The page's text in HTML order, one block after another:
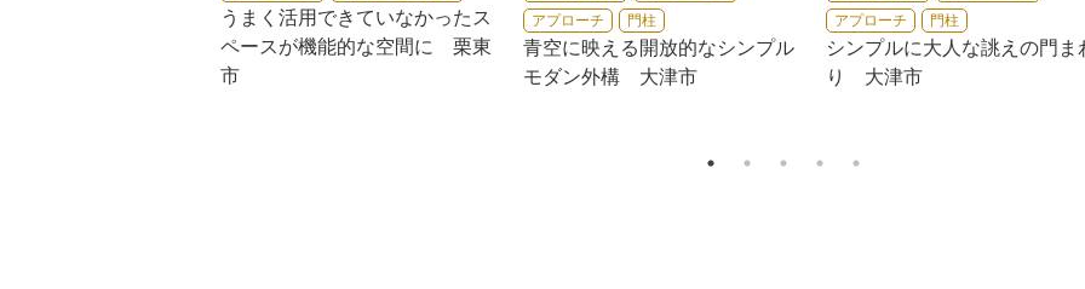
うまく活用できていなかったス
ペースが機能的な空間に 栗東
市
アプローチ
門柱
青空に映える開放的なシンプル
モダン外構 大津市
アプローチ
門柱
シンプルに大人な誂えの門ま
り 大津市